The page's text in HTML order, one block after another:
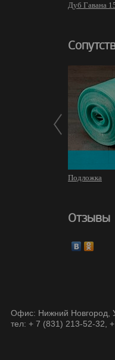
Дуб Гавана
Подложка
Отзывы
Офис: Нижний Новгород,
тел: + 7 (831) 213-52-32,